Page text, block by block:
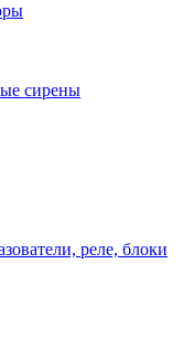
сирены
реле, блоки